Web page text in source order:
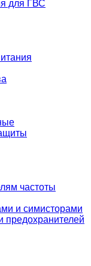
для ГВС
частоты
и симисторами
предохранителей